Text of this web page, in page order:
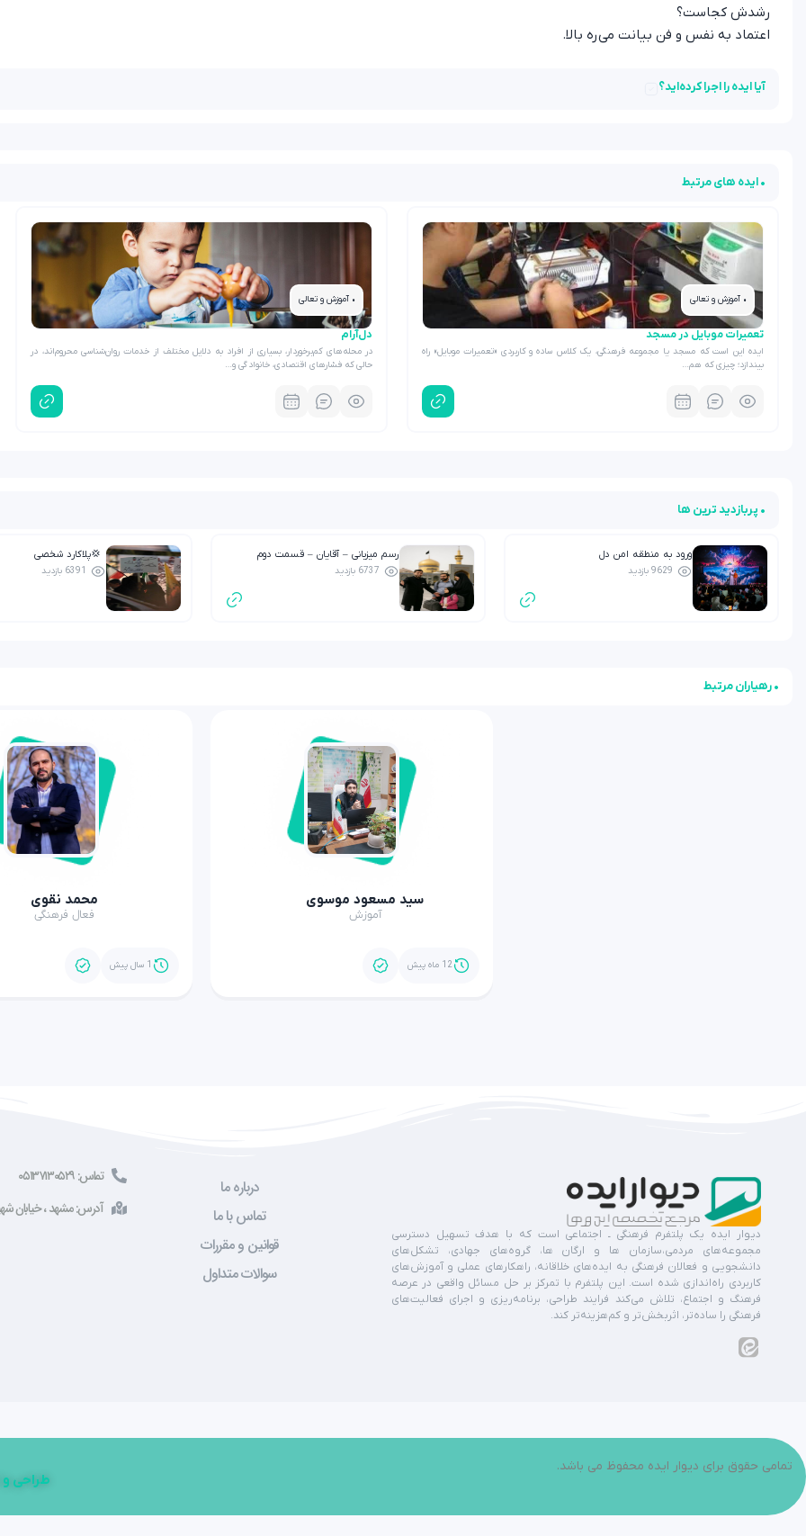
رشدش کجاست؟
اعتماد به نفس و فن بیانت می‌ره بالا.
آیا ایده را اجرا کرده‌اید؟
• ایده های مرتبط
• آموزش و تعالی
تعمیرات موبایل در مسجد
ایده این است که مسجد یا مجموعه فرهنگی، یک کلاس ساده و کاربردی «تعمیرات موبایل» راه
بیندازد؛ چیزی که هم…
• آموزش و تعالی
دل‌آرام
در محله‌های کم‌برخوردار، بسیاری از افراد به دلایل مختلف از خدمات روان‌شناسی محروم‌اند، در
حالی که فشارهای اقتصادی، خانوادگی و…
• پربازدید ترین ها
ورود به منطقه امن دل
9629 بازدید
رسم میزبانی – آقایان – قسمت دوم
6737 بازدید
💢پلاکارد شخصی
6391 بازدید
• رهیاران مرتبط
سید مسعود موسوی
آموزش
12 ماه پیش
محمد نقوی
فعال فرهنگی
1 سال پیش
دیوار ایده یک پلتفرم فرهنگی ـ اجتماعی است که با هدف تسهیل دسترسی
مجموعه‌های مردمی،سازمان ها و ارگان ها، گروه‌های جهادی، تشکل‌های
دانشجویی و فعالان فرهنگی به ایده‌های خلاقانه، راهکارهای عملی و آموزش‌های
کاربردی راه‌اندازی شده است. این پلتفرم با تمرکز بر حل مسائل واقعی در عرصه
فرهنگ و اجتماع، تلاش می‌کند فرایند طراحی، برنامه‌ریزی و اجرای فعالیت‌های
فرهنگی را ساده‌تر، اثربخش‌تر و کم‌هزینه‌تر کند.
درباره ما
تماس با ما
قوانین و مقررات
سوالات متداول
تماس: ۰۵۱۳۷۱۳۰۵۲۹
آدرس: مشهد ، خیابان شهید صادقی
تمامی حقوق برای دیوار ایده محفوظ می باشد.
طراحی